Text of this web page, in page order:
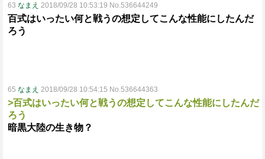
63 なまえ 2018/09/28 10:53:19 No.536644249
百式はいったい何と戦うの想定してこんな性能にしたんだ
ろう
65 なまえ 2018/09/28 10:54:15 No.536644363
>百式はいったい何と戦うの想定してこんな性能にしたんだ
ろう
暗黒大陸の生き物？